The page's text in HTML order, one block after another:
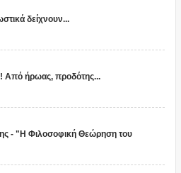
δείχνουν...
Από ήρωας, προδότης...
- "Η Φιλοσοφική Θεώρηση του